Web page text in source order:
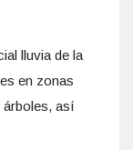
lluvia de la
en zonas
árboles, así